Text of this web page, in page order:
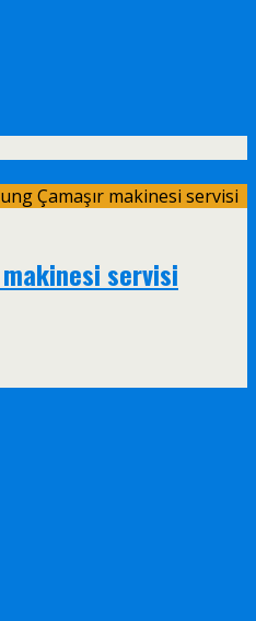
Çamaşır makinesi servisi
servisi